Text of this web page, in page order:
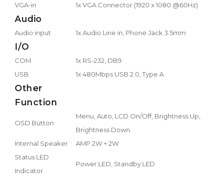
VGA-in
1x VGA Connector (1920 x 1080 @60Hz)
Audio
Audio input 1x Audio Line in, Phone Jack 3.5mm
I/O
COM
1x RS-232, DB9
USB
1x 480Mbps USB 2.0, Type A
Other
Function
OSD Button
Menu, Auto, LCD On/Off, Brightness Up,
Brightness Down
Internal Speaker
AMP 2W + 2W
Status LED
Indicator
Power LED, Standby LED